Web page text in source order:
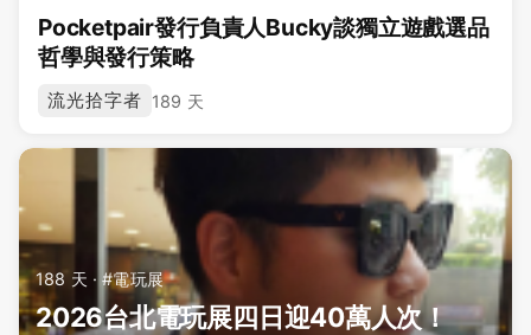
Pocketpair發行負責人Bucky談獨立遊戲選品
哲學與發行策略
流光拾字者 189 天
188 天 · #電玩展
2026台北電玩展四日迎40萬人次！